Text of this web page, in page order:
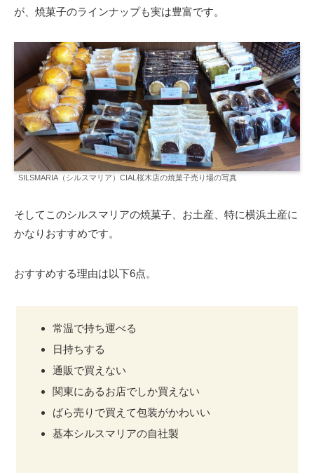
が、焼菓子のラインナップも実は豊富です。
SILSMARIA（シルスマリア）CIAL桜木店の焼菓子売り場の写真
そしてこのシルスマリアの焼菓子、お土産、特に横浜土産に
かなりおすすめです。
おすすめする理由は以下6点。
常温で持ち運べる
日持ちする
通販で買えない
関東にあるお店でしか買えない
ばら売りで買えて包装がかわいい
基本シルスマリアの自社製